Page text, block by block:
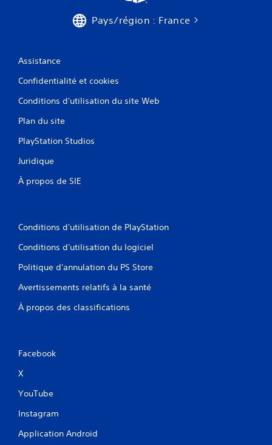
Pays/région : France
Assistance
Confidentialité et cookies
Conditions d'utilisation du site Web
Plan du site
PlayStation Studios
Juridique
À propos de SIE
Conditions d'utilisation de PlayStation
Conditions d'utilisation du logiciel
Politique d'annulation du PS Store
Avertissements relatifs à la santé
À propos des classifications
Facebook
X
YouTube
Instagram
Application Android